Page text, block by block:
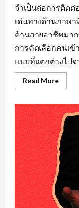
จำเป็นต่อการติด
เด่นทางด้านภาษา
ด้านสายอาชีพมา
การคัดเลือกคนเ
แบบที่แตกต่างไปจ
Read MoreRead
more
หา
งาน
วิศวะ
ที่
องค์กร
ส่วน
ใหญ่
ต้อง
จาก
ผู้
งาน